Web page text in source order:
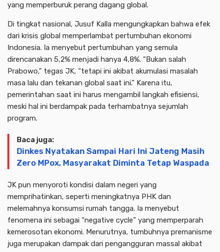
yang memperburuk perang dagang global.
Di tingkat nasional, Jusuf Kalla mengungkapkan bahwa efek
dari krisis global memperlambat pertumbuhan ekonomi
Indonesia. Ia menyebut pertumbuhan yang semula
direncanakan 5,2% menjadi hanya 4,8%. “Bukan salah
Prabowo,” tegas JK, “tetapi ini akibat akumulasi masalah
masa lalu dan tekanan global saat ini.” Karena itu,
pemerintahan saat ini harus mengambil langkah efisiensi,
meski hal ini berdampak pada terhambatnya sejumlah
program.
Baca juga:
Dinkes Nyatakan Sampai Hari Ini Jateng Masih
Zero MPox, Masyarakat Diminta Tetap Waspada
JK pun menyoroti kondisi dalam negeri yang
memprihatinkan, seperti meningkatnya PHK dan
melemahnya konsumsi rumah tangga. Ia menyebut
fenomena ini sebagai “negative cycle” yang memperparah
kemerosotan ekonomi. Menurutnya, tumbuhnya premanisme
juga merupakan dampak dari pengangguran massal akibat